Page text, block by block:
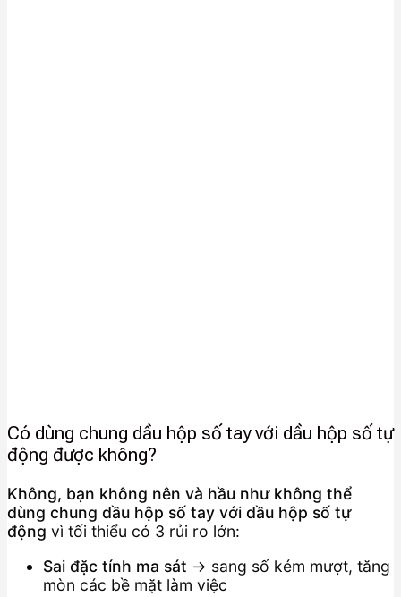
Có dùng chung dầu hộp số tay với dầu hộp số tự
động được không?
Không, bạn không nên và hầu như không thể
dùng chung dầu hộp số tay với dầu hộp số tự
động vì tối thiểu có 3 rủi ro lớn:
Sai đặc tính ma sát → sang số kém mượt, tăng
mòn các bề mặt làm việc